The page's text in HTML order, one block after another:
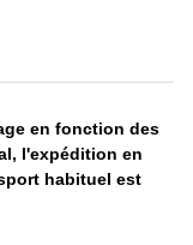
en fonction des
l'expédition en
habituel est